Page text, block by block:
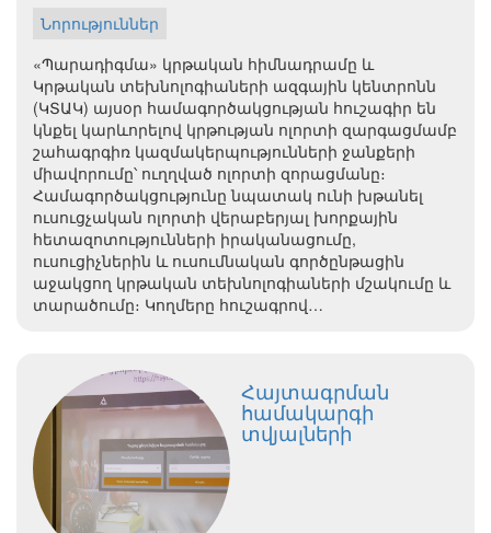
Նորություններ
«Պարադիգմա» կրթական հիմնադրամը և
Կրթական տեխնոլոգիաների ազգային կենտրոնն
(ԿՏԱԿ) այսօր համագործակցության հուշագիր են
կնքել կարևորելով կրթության ոլորտի զարգացմամբ
շահագրգիռ կազմակերպությունների ջանքերի
միավորումը՝ ուղղված ոլորտի զորացմանը։
Համագործակցությունը նպատակ ունի խթանել
ուսուցչական ոլորտի վերաբերյալ խորքային
հետազոտությունների իրականացումը,
ուսուցիչներին և ուսումնական գործընթացին
աջակցող կրթական տեխնոլոգիաների մշակումը և
տարածումը։ Կողմերը հուշագրով…
Հայտագրման
համակարգի
տվյալների